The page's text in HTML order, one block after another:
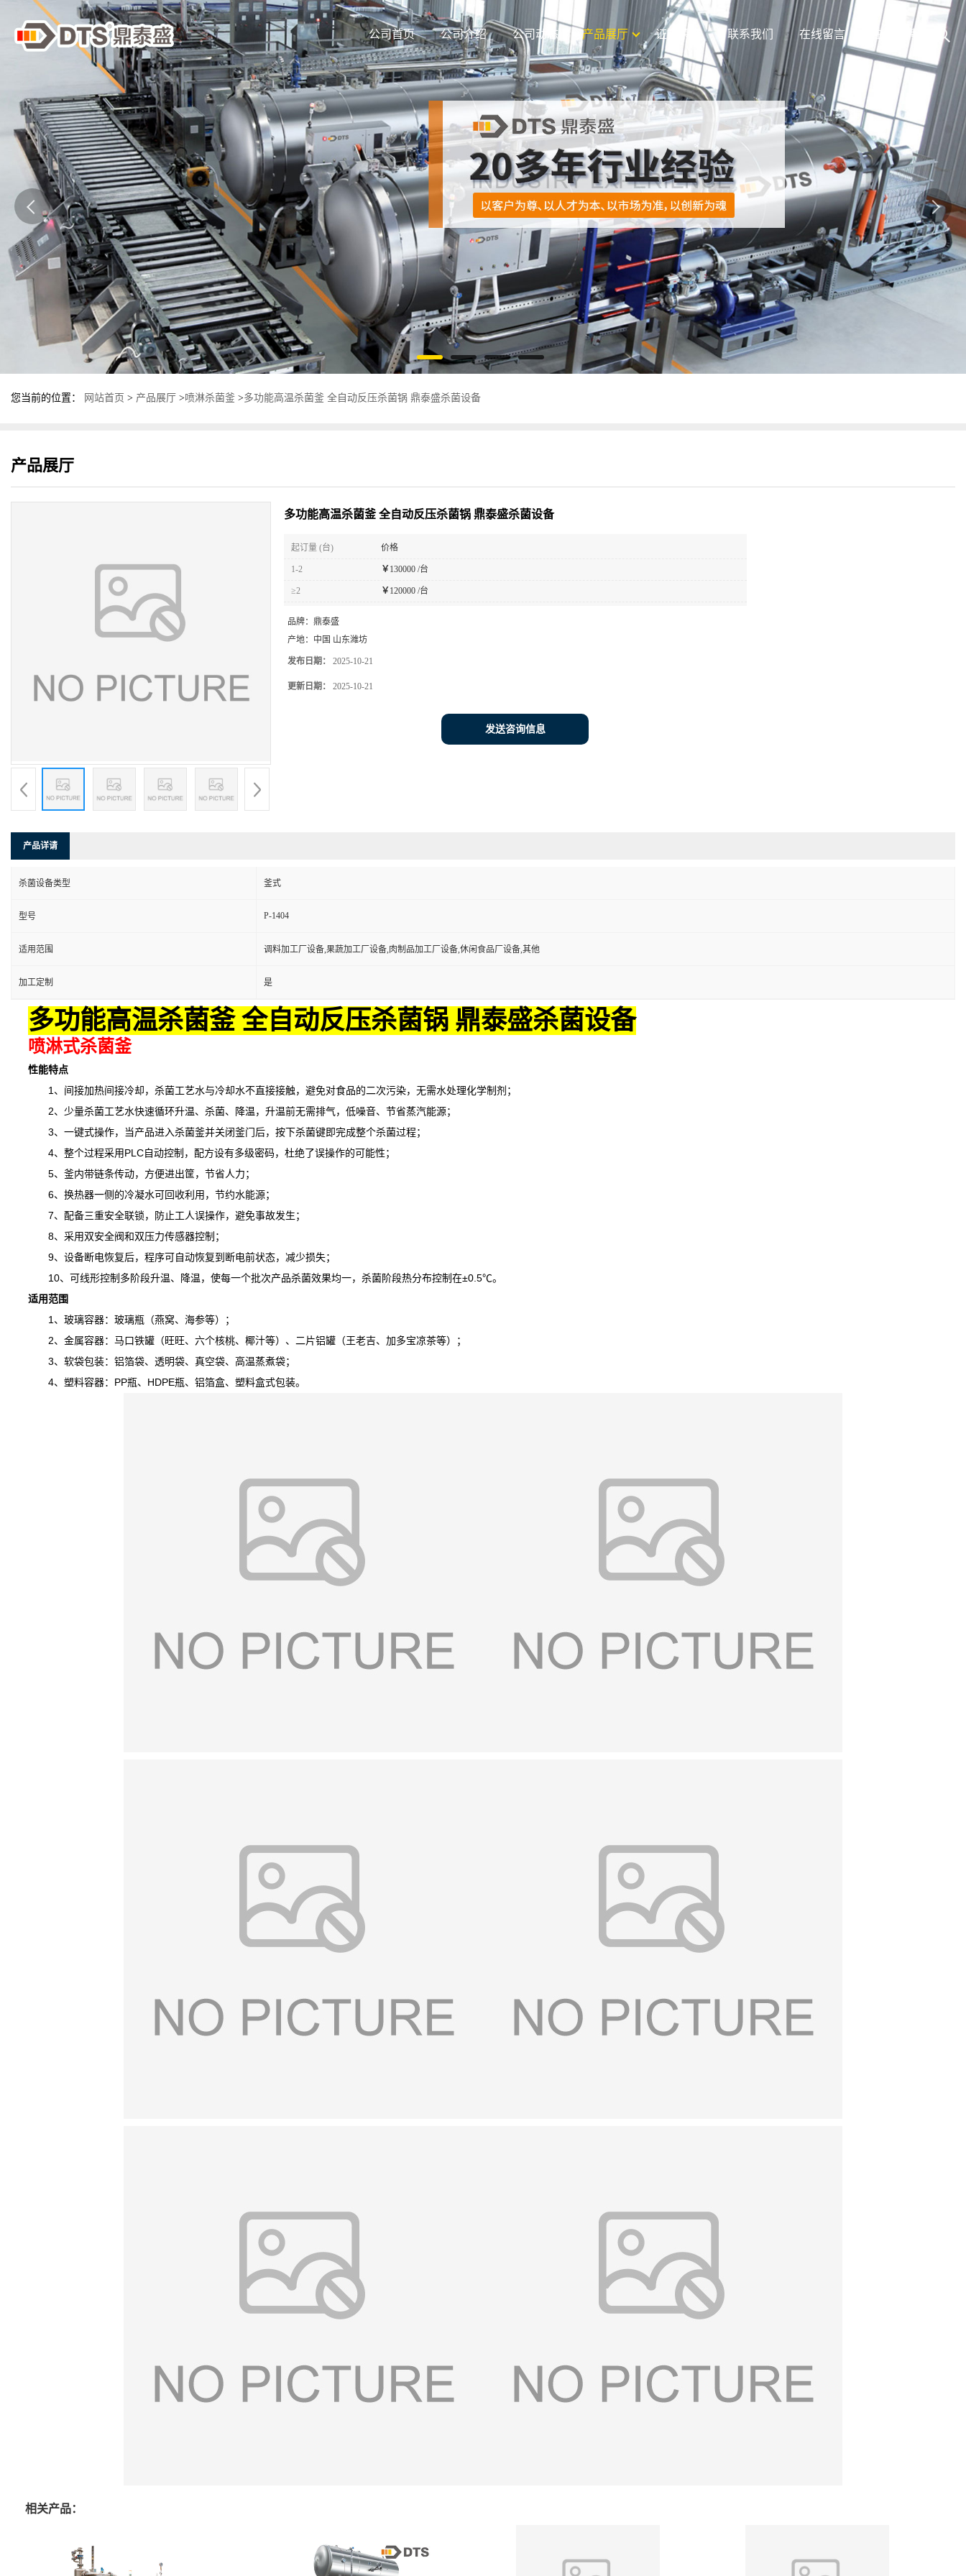
公司首页 公司介绍 公司动态 产品展厅 证书荣誉 联系我们 在线留言 在线招聘
您当前的位置： 网站首页 > 产品展厅 >喷淋杀菌釜 >多功能高温杀菌釜 全自动反压杀菌锅 鼎泰盛杀菌设备
产品展厅
多功能高温杀菌釜 全自动反压杀菌锅 鼎泰盛杀菌设备
起订量 (台) 价格
1-2 ￥ 130000 /台
≥2 ￥ 120000 /台
品牌： 鼎泰盛
产地： 中国 山东潍坊
发布日期： 2025-10-21
更新日期： 2025-10-21
发送咨询信息
产品详请
杀菌设备类型 釜式
型号 P-1404
适用范围 调料加工厂设备,果蔬加工厂设备,肉制品加工厂设备,休闲食品厂设备,其他
加工定制 是
多功能高温杀菌釜 全自动反压杀菌锅 鼎泰盛杀菌设备
喷淋式杀菌釜
性能特点
1、间接加热间接冷却，杀菌工艺水与冷却水不直接接触，避免对食品的二次污染，无需水处理化学制剂；
2、少量杀菌工艺水快速循环升温、杀菌、降温，升温前无需排气，低噪音、节省蒸汽能源；
3、一键式操作，当产品进入杀菌釜并关闭釜门后，按下杀菌键即完成整个杀菌过程；
4、整个过程采用PLC自动控制，配方设有多级密码，杜绝了误操作的可能性；
5、釜内带链条传动，方便进出筐，节省人力；
6、换热器一侧的冷凝水可回收利用，节约水能源；
7、配备三重安全联锁，防止工人误操作，避免事故发生；
8、采用双安全阀和双压力传感器控制；
9、设备断电恢复后，程序可自动恢复到断电前状态，减少损失；
10、可线形控制多阶段升温、降温， 使每一个批次产品杀菌效果均一，杀菌阶段热分布控制在±0.5℃。
适用范围
1、玻璃容器：玻璃瓶（燕窝、海参等）；
2、金属容器：马口铁罐（旺旺、六个核桃、椰汁等）、二片铝罐（王老吉、加多宝凉茶等）；
3、软袋包装：铝箔袋、透明袋、真空袋、高温蒸煮袋；
4、塑料容器：PP瓶、HDPE瓶、铝箔盒、塑料盒式包装。
相关产品：